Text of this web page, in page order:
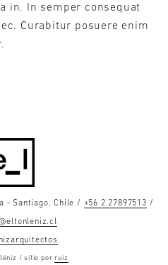
in. In semper consequat
Curabitur posuere enim
- Santiago, Chile / +56 2 27897513 /
/ sitio por ruiz